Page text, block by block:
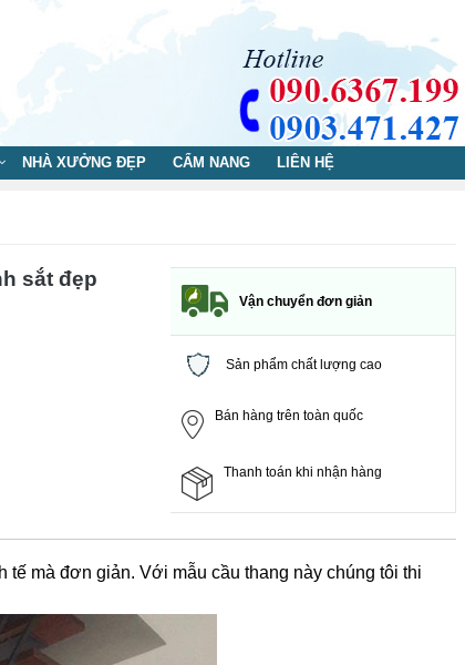
NHÀ XƯỞNG ĐẸP CẨM NANG LIÊN HỆ
sắt đẹp
Vận chuyển đơn giản
Sản phẩm chất lượng cao
Bán hàng trên toàn quốc
Thanh toán khi nhận hàng
mà đơn giản. Với mẫu cầu thang này chúng tôi thi